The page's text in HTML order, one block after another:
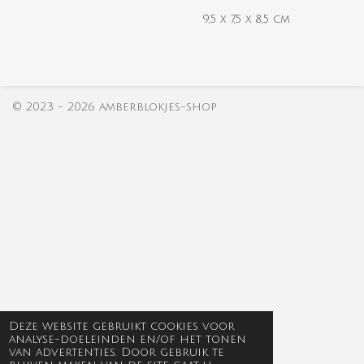
Deze website gebruikt cookies voor
analyse-doeleinden en/of het tonen
van advertenties. Door gebruik te
9,5 x 7,5 x 8,5 cm
© 2023 - 2026 amberblokjes-shop